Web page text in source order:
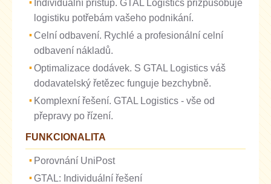
Individuální přístup. GTAL Logistics přizpůsobuje
logistiku potřebám vašeho podnikání.
Celní odbavení. Rychlé a profesionální celní
odbavení nákladů.
Optimalizace dodávek. S GTAL Logistics váš
dodavatelský řetězec funguje bezchybně.
Komplexní řešení. GTAL Logistics - vše od
přepravy po řízení.
FUNKCIONALITA
Porovnání UniPost
GTAL: Individuální řešení